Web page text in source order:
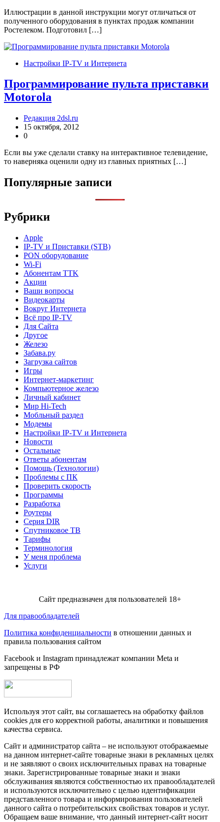
Иллюстрации в данной инструкции могут отличаться от
полученного оборудования в пунктах продаж компании
Ростелеком. Подготовил […]
Настройки IP-TV и Интернета
Программирование пульта приставки
Motorola
Редакция 2dsl.ru
15 октября, 2012
0
Если вы уже сделали ставку на интерактивное телевидение,
то наверняка оценили одну из главных приятных […]
Популярные записи
Рубрики
Apple
IP-TV и Приставки (STB)
PON оборудование
Wi-Fi
Абонентам TTK
Акции
Ваши вопросы
Видеокарты
Вокруг Интернета
Всё про IP-TV
Для Сайта
Другое
Железо
Забава.ру
Загрузка сайтов
Игры
Интернет-маркетинг
Компьютерное железо
Личный кабинет
Мир Hi-Tech
Мобльный раздел
Модемы
Настройки IP-TV и Интернета
Новости
Остальные
Ответы абонентам
Помощь (Технологии)
Проблемы с ПК
Проверить скорость
Программы
Разработка
Роутеры
Серия DIR
Спутниковое ТВ
Тарифы
Терминология
У меня проблема
Услуги
Сайт предназначен для пользователей 18+
Для правообладателей
Политика конфиденциальности в отношении данных и
правила пользования сайтом
Facebook и Instagram принадлежат компании Metа и
запрещены в РФ
Используя этот сайт, вы соглашаетесь на обработку файлов
cookies для его корректной работы, аналитики и повышения
качества сервиса.
Сайт и администратор сайта – не используют отображаемые
на данном интернет-сайте товарные знаки в рекламных целях
и не заявляют о своих исключительных правах на товарные
знаки. Зарегистрированные товарные знаки и знаки
обслуживания являются собственностью их правообладателей
и используются исключительно с целью идентификации
представленного товара и информирования пользователей
данного сайта о потребительских свойствах товаров и услуг.
Обращаем ваше внимание, что данный интернет-сайт носит